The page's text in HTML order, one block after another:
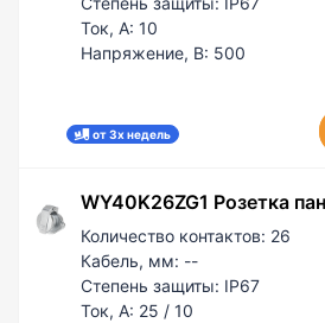
Ток, А: 10
Напряжение, В: 500
от 3х недель
WY40K26ZG1 Розетка
Количество контактов: 26
Кабель, мм: --
Степень защиты: IP67
Ток, А: 25 / 10